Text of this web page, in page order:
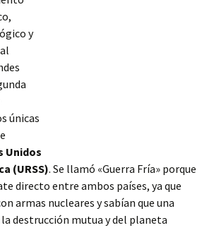
y
únicas
Unidos
(URSS). Se llamó «Guerra Fría» porque
directo entre ambos países, ya que
armas nucleares y sabían que una
destrucción mutua y del planeta